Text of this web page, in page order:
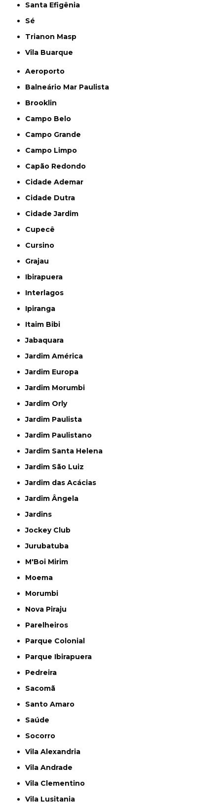
Santa Efigênia
Sé
Trianon Masp
Vila Buarque
Aeroporto
Balneário Mar Paulista
Brooklin
Campo Belo
Campo Grande
Campo Limpo
Capão Redondo
Cidade Ademar
Cidade Dutra
Cidade Jardim
Cupecê
Cursino
Grajau
Ibirapuera
Interlagos
Ipiranga
Itaim Bibi
Jabaquara
Jardim América
Jardim Europa
Jardim Morumbi
Jardim Orly
Jardim Paulista
Jardim Paulistano
Jardim Santa Helena
Jardim São Luiz
Jardim das Acácias
Jardim Ângela
Jardins
Jockey Club
Jurubatuba
M'Boi Mirim
Moema
Morumbi
Nova Piraju
Parelheiros
Parque Colonial
Parque Ibirapuera
Pedreira
Sacomã
Santo Amaro
Saúde
Socorro
Vila Alexandria
Vila Andrade
Vila Clementino
Vila Lusitania